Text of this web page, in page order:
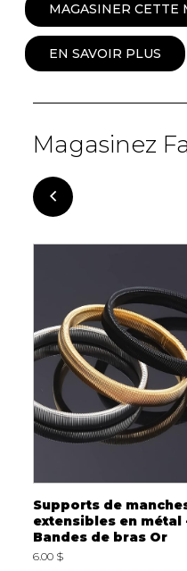
MAGASINER CETTE
EN SAVOIR PLUS
Magasinez
Supports de
extensibles en métal
Bandes de bras Or
6.00 $